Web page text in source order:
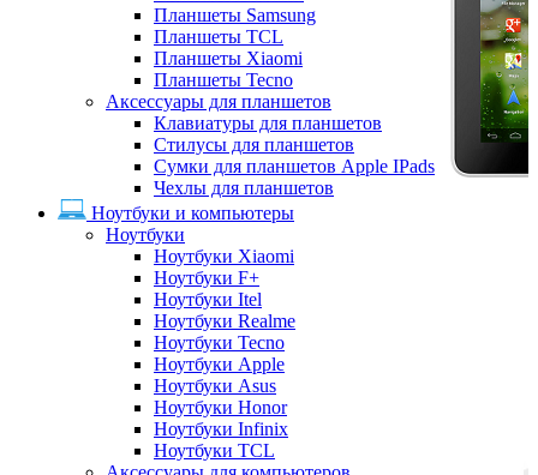
Планшеты Samsung
Планшеты TCL
Планшеты Xiaomi
Планшеты Tecno
Аксессуары для планшетов
Клавиатуры для планшетов
Стилусы для планшетов
Сумки для планшетов Apple IPads
Чехлы для планшетов
Ноутбуки и компьютеры
Ноутбуки
Ноутбуки Xiaomi
Ноутбуки F+
Ноутбуки Itel
Ноутбуки Realme
Ноутбуки Tecno
Ноутбуки Apple
Ноутбуки Asus
Ноутбуки Honor
Ноутбуки Infinix
Ноутбуки TCL